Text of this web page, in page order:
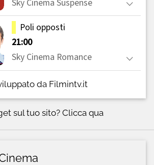
da Filmintv.it
sul tuo sito?Clicca qua